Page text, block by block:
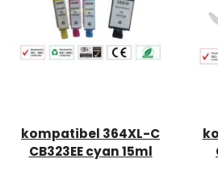
kompatibel 364XL-C
CB323EE cyan 15ml